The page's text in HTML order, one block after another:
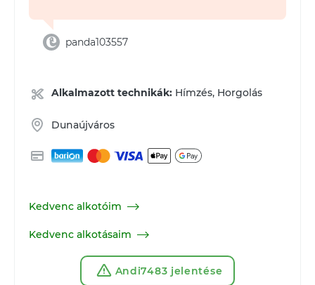
panda103557
Alkalmazott technikák: Hímzés, Horgolás
Dunaújváros
Kedvenc alkotóim
Kedvenc alkotásaim
Andi7483 jelentése